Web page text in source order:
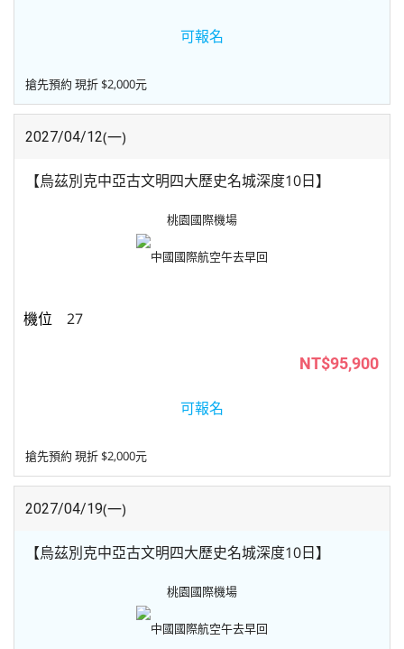
可報名
搶先預約 現折 $2,000元
2027/04/12(一)
【烏茲別克中亞古文明四大歷史名城深度10日】
桃園國際機場
中國國際航空午去早回
27
NT$95,900
可報名
搶先預約 現折 $2,000元
2027/04/19(一)
【烏茲別克中亞古文明四大歷史名城深度10日】
桃園國際機場
中國國際航空午去早回